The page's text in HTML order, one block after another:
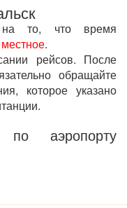
на то, что время
местное.
рейсов. После
обращайте
которое указано
по аэропорту